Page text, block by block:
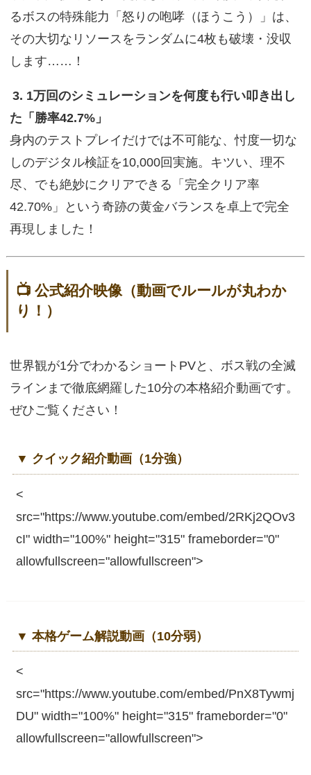
るボスの特殊能力「怒りの咆哮（ほうこう）」は、
その大切なリソースをランダムに4枚も破壊・没収
します……！
3. 1万回のシミュレーションを何度も行い叩き出し
た「勝率42.7%」
身内のテストプレイだけでは不可能な、忖度一切な
しのデジタル検証を10,000回実施。キツい、理不
尽、でも絶妙にクリアできる「完全クリア率
42.70%」という奇跡の黄金バランスを卓上で完全
再現しました！
📺 公式紹介映像（動画でルールが丸わか
り！）
世界観が1分でわかるショートPVと、ボス戦の全滅
ラインまで徹底網羅した10分の本格紹介動画です。
ぜひご覧ください！
▼ クイック紹介動画（1分強）
<
src="https://www.youtube.com/embed/2RKj2QOv3
cI" width="100%" height="315" frameborder="0"
allowfullscreen="allowfullscreen">
▼ 本格ゲーム解説動画（10分弱）
<
src="https://www.youtube.com/embed/PnX8Tywmj
DU" width="100%" height="315" frameborder="0"
allowfullscreen="allowfullscreen">